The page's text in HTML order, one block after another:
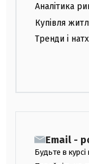
Аналітика
Купівля
Тренди і
Email -
Будьте в курсі